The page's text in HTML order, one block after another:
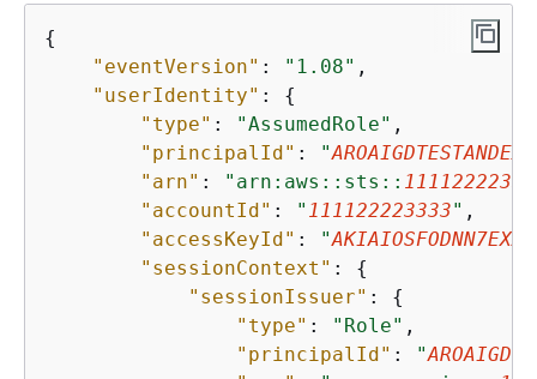
{
"eventVersion" : "1.08" ,
"userIdentity" : {
"type" : "AssumedRole" ,
"principalId" : "
"arn" : "arn:aws::sts::
"accountId" : " 111122223333" ,
"accessKeyId" : "
"sessionContext" : {
"sessionIssuer" : {
"type" : "Role" ,
"principalId" : "